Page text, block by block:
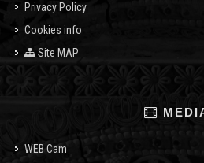
Privacy Policy
Cookies info
Site MAP
WEB Cam